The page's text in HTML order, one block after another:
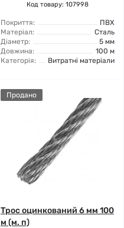
Код товару: 107998
Покриття:
ПВХ
Матеріал:
Сталь
Діаметр:
5 мм
Довжина:
100 м
Категорія:
Витратні матеріали
Продано
Трос оцинкований 6 мм 100
м (м. п)